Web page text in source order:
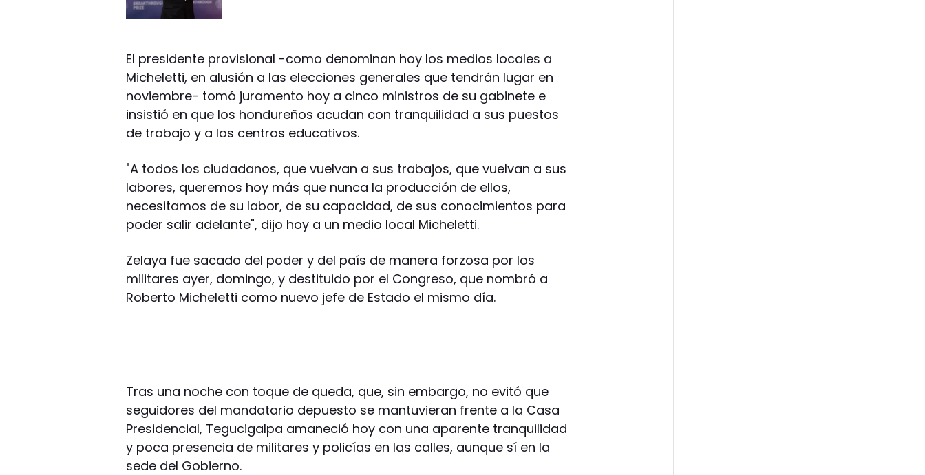
El presidente provisional -como denominan hoy los medios locales a
Micheletti, en alusión a las elecciones generales que tendrán lugar en
noviembre- tomó juramento hoy a cinco ministros de su gabinete e
insistió en que los hondureños acudan con tranquilidad a sus puestos
de trabajo y a los centros educativos.
"A todos los ciudadanos, que vuelvan a sus trabajos, que vuelvan a sus
labores, queremos hoy más que nunca la producción de ellos,
necesitamos de su labor, de su capacidad, de sus conocimientos para
poder salir adelante", dijo hoy a un medio local Micheletti.
Zelaya fue sacado del poder y del país de manera forzosa por los
militares ayer, domingo, y destituido por el Congreso, que nombró a
Roberto Micheletti como nuevo jefe de Estado el mismo día.
Tras una noche con toque de queda, que, sin embargo, no evitó que
seguidores del mandatario depuesto se mantuvieran frente a la Casa
Presidencial, Tegucigalpa amaneció hoy con una aparente tranquilidad
y poca presencia de militares y policías en las calles, aunque sí en la
sede del Gobierno.